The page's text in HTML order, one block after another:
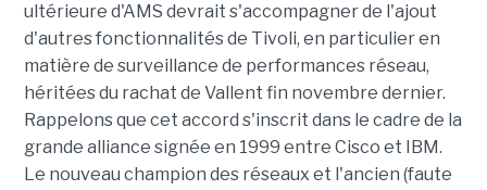
ultérieure d'AMS devrait s'accompagner de l'ajout
d'autres fonctionnalités de Tivoli, en particulier en
matière de surveillance de performances réseau,
héritées du rachat de Vallent fin novembre dernier.
Rappelons que cet accord s'inscrit dans le cadre de la
grande alliance signée en 1999 entre Cisco et IBM.
Le nouveau champion des réseaux et l'ancien (faute